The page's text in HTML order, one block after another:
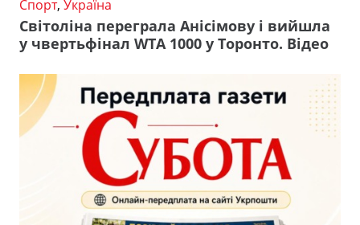
Спорт, Україна
Світоліна переграла Анісімову і вийшла
у чвертьфінал WTA 1000 у Торонто. Відео